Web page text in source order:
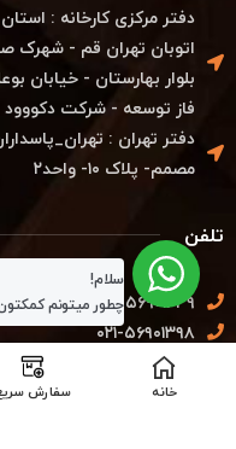
اتوبان تهران قم - شهرک
فاز توسعه - شرکت دکووود
دفتر تهران :
مصمم- پلاک ۱۰- واحد۲
تلفن
۰۲۱-۵۶۹۰۱۴۳۹
۰۲۱-۵۶۹۰۱۳۹۸
خانه سفارش
سلام!
چطور میتونم